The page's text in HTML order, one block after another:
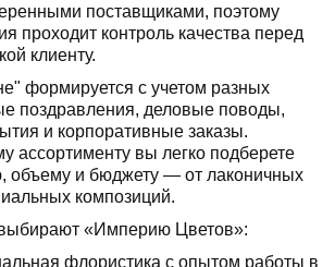
поставщиками, поэтому
проходит контроль качества перед
клиенту.
формируется с учетом разных
поздравления, деловые поводы,
и корпоративные заказы.
ассортименту вы легко подберете
объему и бюджету — от лаконичных
композиций.
«Империю Цветов»:
флористика с опытом работы в